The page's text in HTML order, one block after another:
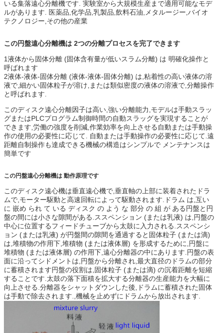
いる集落遠心分離機です. 実験室から大規模生産まで適用可能なモデ
ルがあります. 医薬品,化学品,乳製品,飲料石油,メタルージー,バイオ
テクノロジー,その他の産業
この円盤遠心分離機は 2つの分離プロセスを完了できます
1液体から固体分離 (固体含有量が低いスラム分離) は 明確化操作と
呼ばれます
2液体-液体-固体分離 (液体-液体-固体分離) は,粘着性の高い液体の溶
液で,細かい固体粒子が溶け,または類似密度の液体の溶液で,分離操作
と呼ばれます.
このディスク遠心分離因子は高い,強い分離能力,モデルは手動スラッ
グまたはPLCプログラム制御時間の自動スラッグを実現することが
できます,労働の強度を削減,作業効率を向上させる自動または手動操
作の使用の必要性に応じて. 自動または手動操作の必要性に応じて.遠
距離自制操作も達成できる機械の構造はシンプルで メンテナンスは
簡単です
この円盤遠心分離機は 動作原理です
このディスク遠心機は垂直遠心機で,垂直軸の上部に装着されたドラ
ムで,モーター駆動と高速回転によって駆動されます.ドラム は,互い
に 嵌め られ て いる ディスク の よう な 部分 の 組 が ある円盤と円
盤の間には小さな隙間がある.ススペンション (または乳液) は,円盤の
中心に位置するフィードチューブから太鼓に入力される.ススペンシ
ョン (または乳液) が円盤間の隙間を通過すると固体粒子 (または滴)
は,堆積物の作用下,堆積物 (または液体層) を形成するために,円盤に
堆積物 (または液体層) の作用下,遠心分離器の中にあります.円盤の表
面に沿ってシドメントは,円盤から分離され,最大直径のドラムの部分
に蓄積されます円盤の役割は,固体粒子 (または滴) の沉着距離を短縮
することです.太鼓の落下面積を拡大する分離器の生産能力を大幅に
向上させる.分離器をシャットダウンした後,ドラムに蓄積された固体
は手動で除去されます.,機械を止めずにドラムから放出されます.